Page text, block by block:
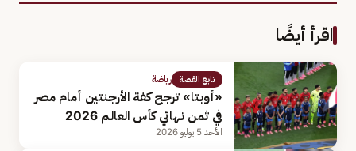
اقرأ أيضًا
تابع القصة رياضة
«أوبتا» ترجح كفة الأرجنتين أمام مصر
في ثمن نهائي كأس العالم 2026
الأحد 5 يوليو 2026